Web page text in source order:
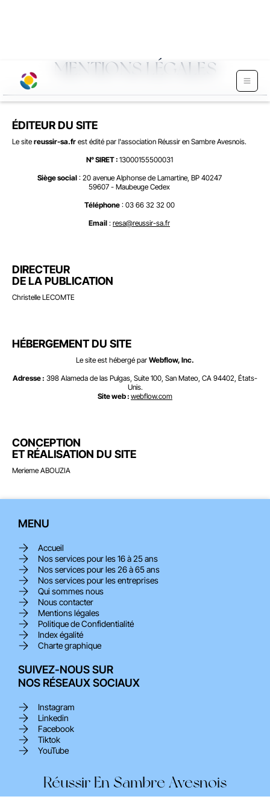
MENTIONS LÉGALES
ÉDITEUR DU SITE
Le site reussir-sa.fr est édité par l'association Réussir en Sambre Avesnois.
N° SIRET : 13000155500031
Siège social: 20 avenue Alphonse de Lamartine, BP 40247
59607 - Maubeuge Cedex
Téléphone: 03 66 32 32 00
Email : resa@reussir-sa.fr
DIRECTEUR
DE LA PUBLICATION
Christelle LECOMTE
HÉBERGEMENT DU SITE
Le site est hébergé par Webflow, Inc.
Adresse : 398 Alameda de las Pulgas, Suite 100, San Mateo, CA 94402, États-
Unis.
Site web : webflow.com
CONCEPTION
ET RÉALISATION DU SITE
Merieme ABOUZIA
MENU
Accueil
Nos services pour les 16 à 25 ans
Nos services pour les 26 à 65 ans
Nos services pour les entreprises
Qui sommes nous
Nous contacter
Mentions légales
Politique de Confidentialité
Index égalité
Charte graphique
SUIVEZ-NOUS SUR
NOS RÉSEAUX SOCIAUX
Instagram
Linkedin
Facebook
Tiktok
YouTube
Réussir En Sambre Avesnois